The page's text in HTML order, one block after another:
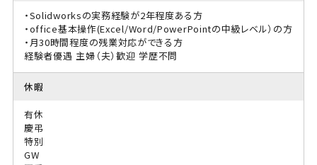
・Solidworksの実務経験が2年程度ある方
・office基本操作(Excel/Word/PowerPointの中級レベル）の方
・月30時間程度の残業対応ができる方
経験者優遇 主婦（夫）歓迎 学歴不問
休暇
有休
慶弔
特別
GW